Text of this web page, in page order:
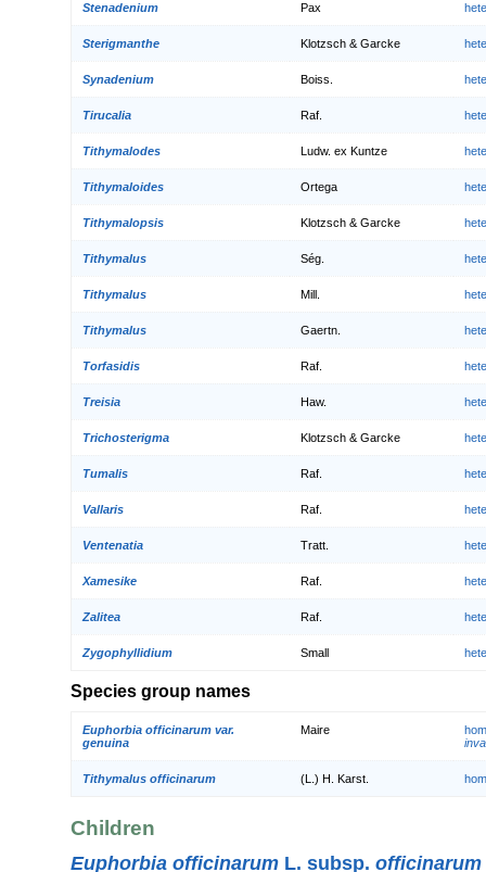
Stenadenium Pax
Sterigmanthe Klotzsch & Garcke
Synadenium Boiss.
Tirucalia Raf.
Tithymalodes Ludw. ex Kuntze
Tithymaloides Ortega
Tithymalopsis Klotzsch & Garcke
Tithymalus Ség.
Tithymalus Mill.
Tithymalus Gaertn.
Torfasidis Raf.
Treisia Haw.
Trichosterigma Klotzsch & Garcke
Tumalis Raf.
Vallaris Raf.
Ventenatia Tratt.
Xamesike Raf.
Zalitea Raf.
Zygophyllidium Small
Species group names
Euphorbia officinarum var.
genuina
Maire
Tithymalus officinarum (L.) H. Karst.
Children
Euphorbia officinarum L. subsp. officinarum